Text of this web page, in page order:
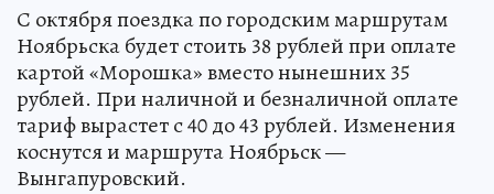
С октября поездка по городским маршрутам
Ноябрьска будет стоить 38 рублей при оплате
картой «Морошка» вместо нынешних 35
рублей. При наличной и безналичной оплате
тариф вырастет с 40 до 43 рублей. Изменения
коснутся и маршрута Ноябрьск —
Вынгапуровский.